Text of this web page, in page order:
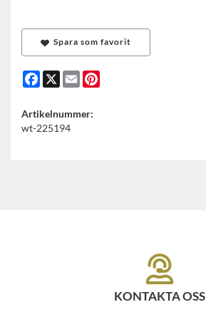
Spara som favorit
Facebook
X Email
Artikelnummer:
wt-225194
KONTAKTA OSS